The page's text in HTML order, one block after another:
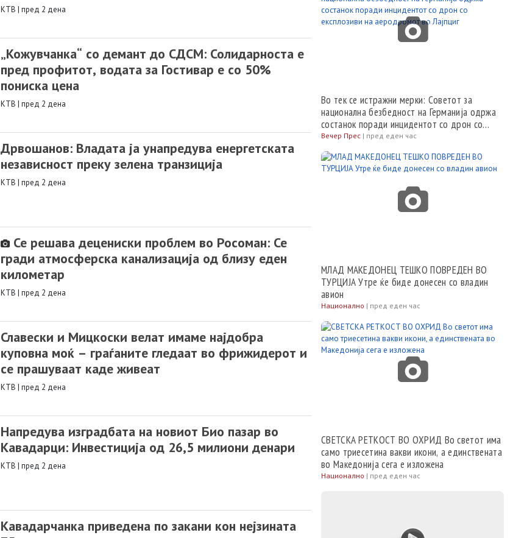
КТВ | пред 2 дена
„Кожувчанка“ со демант до СДСМ: Солидарноста е
пред профитот, водата за Гостивар е со 50%
пониска цена
КТВ | пред 2 дена
Дрвошанов: Владата ја унапредува енергетската
независност преку зелена транзиција
КТВ | пред 2 дена
Се решава децениски проблем во Росоман: Се
гради атмосферска канализација од близу еден
километар
КТВ | пред 2 дена
Славески и Мицкоски велат имаме најдобра
куповна моќ – граѓаните гледаат во фрижидерот и
се прашуваат каде живеат
КТВ | пред 2 дена
Напредува изградбата на новиот Био пазар во
Кавадарци: Инвестиција од 26,5 милиони денари
КТВ | пред 2 дена
Кавадарчанка приведена по закани кон нејзината
Во тек се истражни мерки: Советот за
национална безбедност на Германија одржа
состанок поради инцидентот со дрон со
експлозиви на аеродромот во Лајпциг
Вечер Прес | пред еден час
МЛАД МАКЕДОНЕЦ ТЕШКО ПОВРЕДЕН ВО
ТУРЦИЈА Утре ќе биде донесен со владин
авион
Национално | пред еден час
СВЕТСКА РЕТКОСТ ВО ОХРИД Во светот има
само триесетина вакви икони, а единствената
во Македонија сега е изложена
Национално | пред еден час